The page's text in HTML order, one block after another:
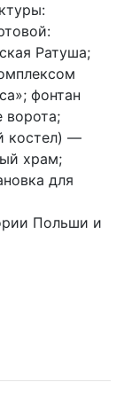
Ратуша;
фонтан
ворота;
костел) —
храм;
для
Польши и